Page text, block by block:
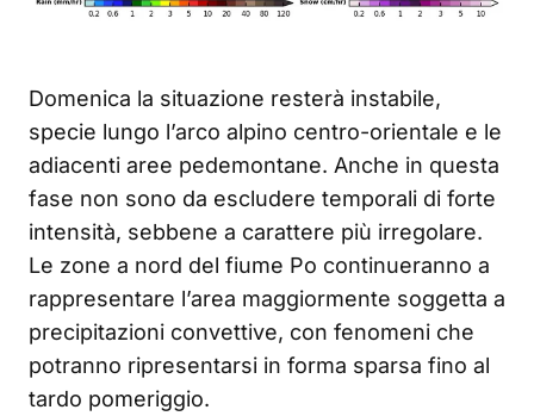
Domenica la situazione resterà instabile,
specie lungo l’arco alpino centro-orientale e le
adiacenti aree pedemontane. Anche in questa
fase non sono da escludere temporali di forte
intensità, sebbene a carattere più irregolare.
Le zone a nord del fiume Po continueranno a
rappresentare l’area maggiormente soggetta a
precipitazioni convettive, con fenomeni che
potranno ripresentarsi in forma sparsa fino al
tardo pomeriggio.